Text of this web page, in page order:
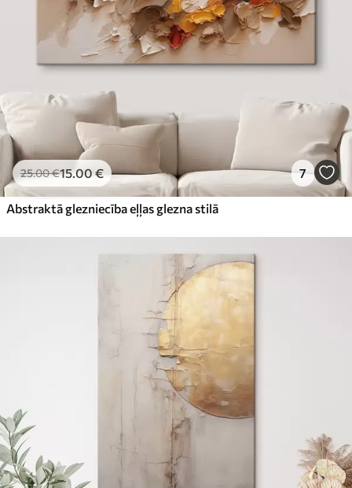
25.00€15.00€ 7
Abstraktā glezniecība eļļas glezna stilā